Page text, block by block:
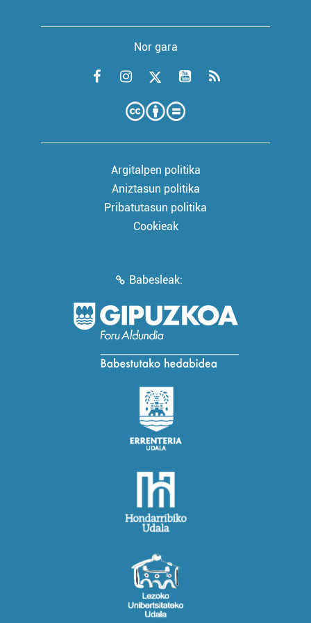
Nor gara
Argitalpen politika
Aniztasun politika
Pribatutasun politika
Cookieak
Babesleak: